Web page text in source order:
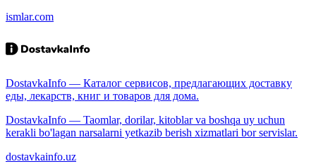
ismlar.com
DostavkaInfo — Каталог сервисов, предлагающих доставку
еды, лекарств, книг и товаров для дома.
DostavkaInfo — Taomlar, dorilar, kitoblar va boshqa uy uchun
kerakli bo'lagan narsalarni yetkazib berish xizmatlari bor servislar.
dostavkainfo.uz